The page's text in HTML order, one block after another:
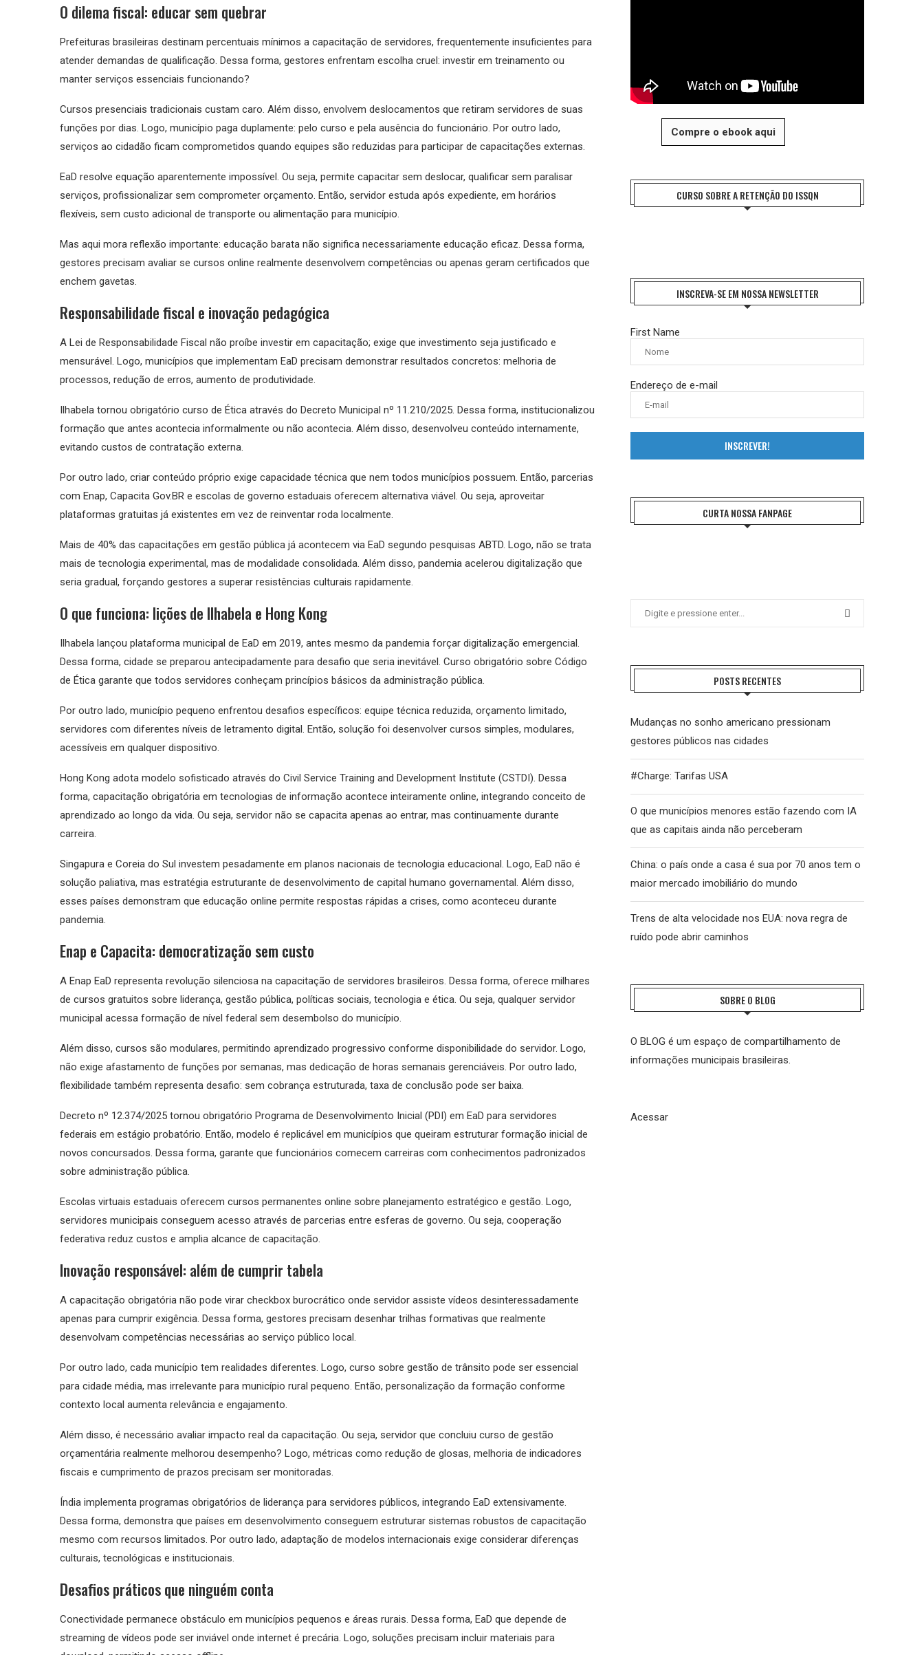
O dilema fiscal: educar sem quebrar
Prefeituras brasileiras destinam percentuais mínimos a capacitação de servidores, frequentemente insuficientes para
atender demandas de qualificação. Dessa forma, gestores enfrentam escolha cruel: investir em treinamento ou
manter serviços essenciais funcionando?
Cursos presenciais tradicionais custam caro. Além disso, envolvem deslocamentos que retiram servidores de suas
funções por dias. Logo, município paga duplamente: pelo curso e pela ausência do funcionário. Por outro lado,
serviços ao cidadão ficam comprometidos quando equipes são reduzidas para participar de capacitações externas.
EaD resolve equação aparentemente impossível. Ou seja, permite capacitar sem deslocar, qualificar sem paralisar
serviços, profissionalizar sem comprometer orçamento. Então, servidor estuda após expediente, em horários
flexíveis, sem custo adicional de transporte ou alimentação para município.
Mas aqui mora reflexão importante: educação barata não significa necessariamente educação eficaz. Dessa forma,
gestores precisam avaliar se cursos online realmente desenvolvem competências ou apenas geram certificados que
enchem gavetas.
Responsabilidade fiscal e inovação pedagógica
A Lei de Responsabilidade Fiscal não proíbe investir em capacitação; exige que investimento seja justificado e
mensurável. Logo, municípios que implementam EaD precisam demonstrar resultados concretos: melhoria de
processos, redução de erros, aumento de produtividade.
Ilhabela tornou obrigatório curso de Ética através do Decreto Municipal nº 11.210/2025. Dessa forma, institucionalizou
formação que antes acontecia informalmente ou não acontecia. Além disso, desenvolveu conteúdo internamente,
evitando custos de contratação externa.
Por outro lado, criar conteúdo próprio exige capacidade técnica que nem todos municípios possuem. Então, parcerias
com Enap, Capacita Gov.BR e escolas de governo estaduais oferecem alternativa viável. Ou seja, aproveitar
plataformas gratuitas já existentes em vez de reinventar roda localmente.
Mais de 40% das capacitações em gestão pública já acontecem via EaD segundo pesquisas ABTD. Logo, não se trata
mais de tecnologia experimental, mas de modalidade consolidada. Além disso, pandemia acelerou digitalização que
seria gradual, forçando gestores a superar resistências culturais rapidamente.
O que funciona: lições de Ilhabela e Hong Kong
Ilhabela lançou plataforma municipal de EaD em 2019, antes mesmo da pandemia forçar digitalização emergencial.
Dessa forma, cidade se preparou antecipadamente para desafio que seria inevitável. Curso obrigatório sobre Código
de Ética garante que todos servidores conheçam princípios básicos da administração pública.
Por outro lado, município pequeno enfrentou desafios específicos: equipe técnica reduzida, orçamento limitado,
servidores com diferentes níveis de letramento digital. Então, solução foi desenvolver cursos simples, modulares,
acessíveis em qualquer dispositivo.
Hong Kong adota modelo sofisticado através do Civil Service Training and Development Institute (CSTDI). Dessa
forma, capacitação obrigatória em tecnologias de informação acontece inteiramente online, integrando conceito de
aprendizado ao longo da vida. Ou seja, servidor não se capacita apenas ao entrar, mas continuamente durante
carreira.
Singapura e Coreia do Sul investem pesadamente em planos nacionais de tecnologia educacional. Logo, EaD não é
solução paliativa, mas estratégia estruturante de desenvolvimento de capital humano governamental. Além disso,
esses países demonstram que educação online permite respostas rápidas a crises, como aconteceu durante
pandemia.
Enap e Capacita: democratização sem custo
A Enap EaD representa revolução silenciosa na capacitação de servidores brasileiros. Dessa forma, oferece milhares
de cursos gratuitos sobre liderança, gestão pública, políticas sociais, tecnologia e ética. Ou seja, qualquer servidor
municipal acessa formação de nível federal sem desembolso do município.
Além disso, cursos são modulares, permitindo aprendizado progressivo conforme disponibilidade do servidor. Logo,
não exige afastamento de funções por semanas, mas dedicação de horas semanais gerenciáveis. Por outro lado,
flexibilidade também representa desafio: sem cobrança estruturada, taxa de conclusão pode ser baixa.
Decreto nº 12.374/2025 tornou obrigatório Programa de Desenvolvimento Inicial (PDI) em EaD para servidores
federais em estágio probatório. Então, modelo é replicável em municípios que queiram estruturar formação inicial de
novos concursados. Dessa forma, garante que funcionários comecem carreiras com conhecimentos padronizados
sobre administração pública.
Escolas virtuais estaduais oferecem cursos permanentes online sobre planejamento estratégico e gestão. Logo,
servidores municipais conseguem acesso através de parcerias entre esferas de governo. Ou seja, cooperação
federativa reduz custos e amplia alcance de capacitação.
Inovação responsável: além de cumprir tabela
A capacitação obrigatória não pode virar checkbox burocrático onde servidor assiste vídeos desinteressadamente
apenas para cumprir exigência. Dessa forma, gestores precisam desenhar trilhas formativas que realmente
desenvolvam competências necessárias ao serviço público local.
Por outro lado, cada município tem realidades diferentes. Logo, curso sobre gestão de trânsito pode ser essencial
para cidade média, mas irrelevante para município rural pequeno. Então, personalização da formação conforme
contexto local aumenta relevância e engajamento.
Além disso, é necessário avaliar impacto real da capacitação. Ou seja, servidor que concluiu curso de gestão
orçamentária realmente melhorou desempenho? Logo, métricas como redução de glosas, melhoria de indicadores
fiscais e cumprimento de prazos precisam ser monitoradas.
Índia implementa programas obrigatórios de liderança para servidores públicos, integrando EaD extensivamente.
Dessa forma, demonstra que países em desenvolvimento conseguem estruturar sistemas robustos de capacitação
mesmo com recursos limitados. Por outro lado, adaptação de modelos internacionais exige considerar diferenças
culturais, tecnológicas e institucionais.
Desafios práticos que ninguém conta
Conectividade permanece obstáculo em municípios pequenos e áreas rurais. Dessa forma, EaD que depende de
streaming de vídeos pode ser inviável onde internet é precária. Logo, soluções precisam incluir materiais para
Compre o ebook aqui
CURSO SOBRE A RETENÇÃO DO ISSQN
INSCREVA-SE EM NOSSA NEWSLETTER
First Name
Endereço de e-mail
INSCREVER!
CURTA NOSSA FANPAGE
POSTS RECENTES
Mudanças no sonho americano pressionam
gestores públicos nas cidades
#Charge: Tarifas USA
O que municípios menores estão fazendo com IA
que as capitais ainda não perceberam
China: o país onde a casa é sua por 70 anos tem o
maior mercado imobiliário do mundo
Trens de alta velocidade nos EUA: nova regra de
ruído pode abrir caminhos
SOBRE O BLOG
O BLOG é um espaço de compartilhamento de
informações municipais brasileiras.
Acessar